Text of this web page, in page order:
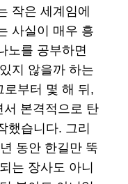
작은 세계임에
사실이 매우 흥
노를 공부하면
지 않을까 하는
로부터 몇 해 뒤,
본격적으로 탄
했습니다. 그리
동안 한길만 뚝
는 장사도 아니